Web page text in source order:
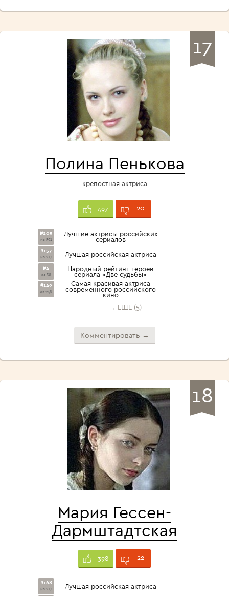
17
Полина Пенькова
крепостная актриса
497 20
#205
из 591
Лучшие актрисы российских
сериалов
#157
из 217 Лучшая российская актриса
#4
из 38
Народный рейтинг героев
сериала «Две судьбы»
#149
из 248
Cамая красивая актриса
современного российского
кино
→ ЕЩЁ (5)
Комментировать →
18
Мария Гессен-
Дармштадтская
398 22
#168
из 217 Лучшая российская актриса